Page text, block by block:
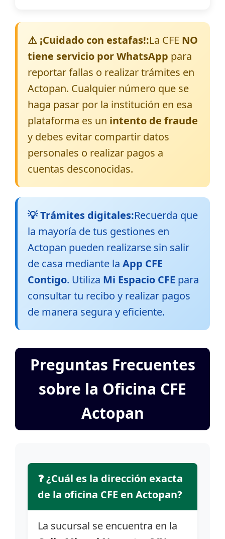
⚠️ ¡Cuidado con estafas!:La CFE NO
tiene servicio por WhatsApp para
reportar fallas o realizar trámites en
Actopan. Cualquier número que se
haga pasar por la institución en esa
plataforma es un intento de fraude
y debes evitar compartir datos
personales o realizar pagos a
cuentas desconocidas.
💡 Trámites digitales:Recuerda que
la mayoría de tus gestiones en
Actopan pueden realizarse sin salir
de casa mediante la App CFE
Contigo. Utiliza Mi Espacio CFE para
consultar tu recibo y realizar pagos
de manera segura y eficiente.
Preguntas Frecuentes
sobre la Oficina CFE
Actopan
❓ ¿Cuál es la dirección exacta
de la oficina CFE en Actopan?
La sucursal se encuentra en la